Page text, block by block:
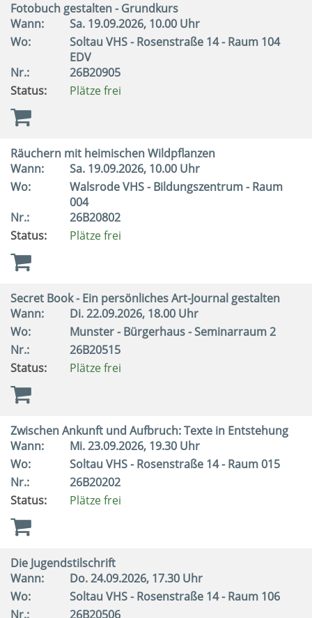
Fotobuch gestalten - Grundkurs
Wann:
Sa. 19.09.2026, 10.00 Uhr
Wo:
Soltau VHS - Rosenstraße 14 - Raum 104
EDV
Nr.:
26B20905
Status:
Plätze frei
Räuchern mit heimischen Wildpflanzen
Wann:
Sa. 19.09.2026, 10.00 Uhr
Wo:
Walsrode VHS - Bildungszentrum - Raum
004
Nr.:
26B20802
Status:
Plätze frei
Secret Book - Ein persönliches Art-Journal gestalten
Wann:
Di.22.09.2026, 18.00 Uhr
Wo:
Munster - Bürgerhaus - Seminarraum 2
Nr.:
26B20515
Status:
Plätze frei
Zwischen Ankunft und Aufbruch: Texte in Entstehung
Wann:
Mi.23.09.2026, 19.30 Uhr
Wo:
Soltau VHS - Rosenstraße 14 - Raum 015
Nr.:
26B20202
Status:
Plätze frei
Die Jugendstilschrift
Wann:
Do.24.09.2026, 17.30 Uhr
Wo:
Soltau VHS - Rosenstraße 14 - Raum 106
Nr.:
26B20506